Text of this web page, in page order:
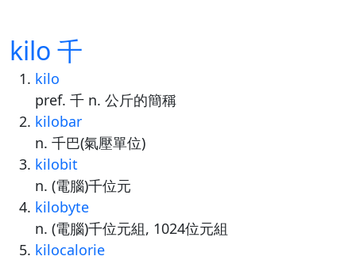
kilo 千
kilo
pref. 千 n. 公斤的簡稱
kilobar
n. 千巴(氣壓單位)
kilobit
n. (電腦)千位元
kilobyte
n. (電腦)千位元組, 1024位元組
kilocalorie